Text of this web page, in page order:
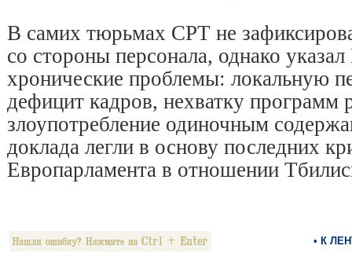
В самих тюрьмах CPT не
со стороны персонала, однако
хронические проблемы: локальную
дефицит кадров, нехватку программ
злоупотребление одиночным
доклада легли в основу последних
Европарламента в отношении
• К